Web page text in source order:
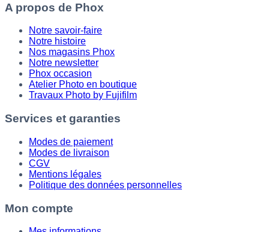
A propos de Phox
Notre savoir-faire
Notre histoire
Nos magasins Phox
Notre newsletter
Phox occasion
Atelier Photo en boutique
Travaux Photo by Fujifilm
Services et garanties
Modes de paiement
Modes de livraison
CGV
Mentions légales
Politique des données personnelles
Mon compte